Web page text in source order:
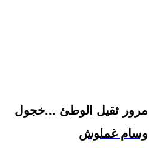
مرور ثقيل الوطئ ...خجول
وسام غملوش